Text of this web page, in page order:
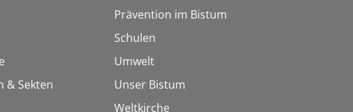
& Sekten
Prävention im Bistum
Schulen
Umwelt
Unser Bistum
Weltkirche